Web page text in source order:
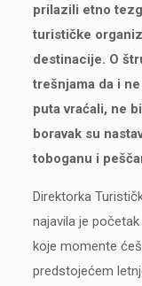
prilazili etno
turističke
destinacije. O
trešnjama da i
puta vraćali, ne
boravak su
toboganu i
Direktorka
najavila je
koje momente
predstojećem